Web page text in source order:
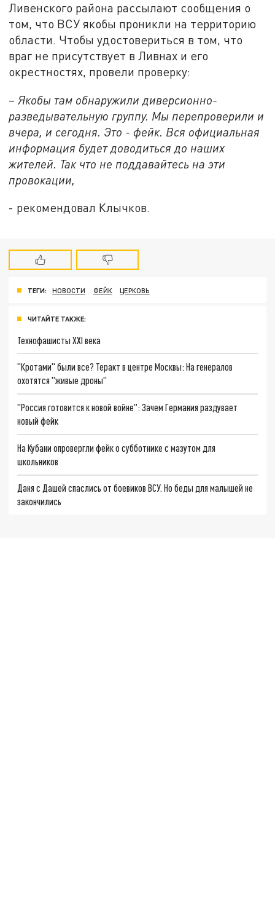
Ливенского района рассылают сообщения о
том, что ВСУ якобы проникли на территорию
области. Чтобы удостовериться в том, что
враг не присутствует в Ливнах и его
окрестностях, провели проверку:
– Якобы там обнаружили диверсионно-
разведывательную группу. Мы перепроверили и
вчера, и сегодня. Это - фейк. Вся официальная
информация будет доводиться до наших
жителей. Так что не поддавайтесь на эти
провокации,
- рекомендовал Клычков.
ТЕГИ: НОВОСТИ ФЕЙК ЦЕРКОВЬ
ЧИТАЙТЕ ТАКЖЕ:
Технофашисты XXI века
"Кротами" были все? Теракт в центре Москвы: На генералов
охотятся "живые дроны"
"Россия готовится к новой войне": Зачем Германия раздувает
новый фейк
На Кубани опровергли фейк о субботнике с мазутом для
школьников
Даня с Дашей спаслись от боевиков ВСУ. Но беды для малышей не
закончились